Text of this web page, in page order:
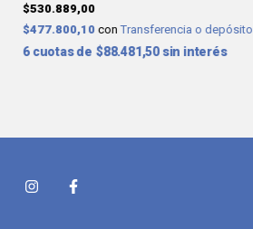
$530.889,00
$477.800,10 con Transferencia o depósito
6 $88.481,50 sin interés